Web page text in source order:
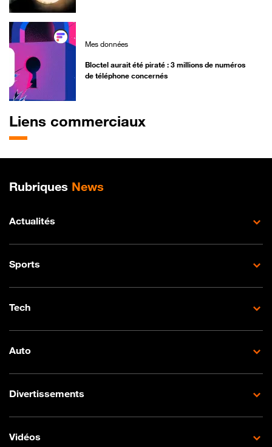
Mes données
Bloctel aurait été piraté : 3 millions de numéros
de téléphone concernés
Liens commerciaux
Plan de site
Rubriques News
Actualités
Sports
Tech
Auto
Divertissements
Vidéos